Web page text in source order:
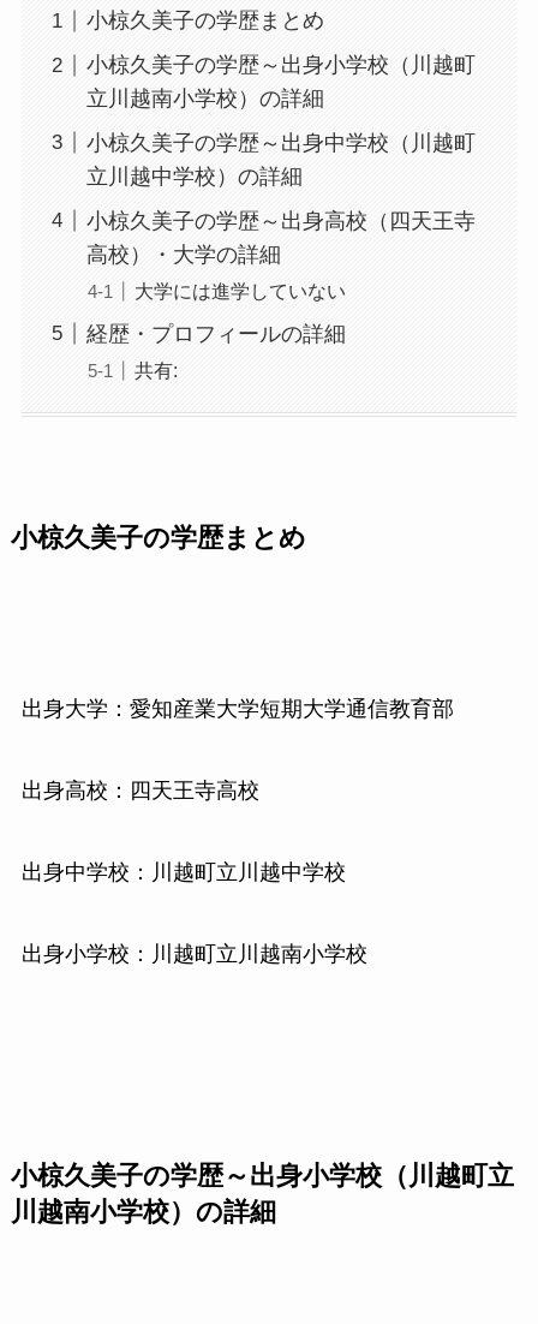
小椋久美子の学歴まとめ
小椋久美子の学歴～出身小学校（川越町
立川越南小学校）の詳細
小椋久美子の学歴～出身中学校（川越町
立川越中学校）の詳細
小椋久美子の学歴～出身高校（四天王寺
高校）・大学の詳細
大学には進学していない
経歴・プロフィールの詳細
共有:
小椋久美子の学歴まとめ
出身大学：愛知産業大学短期大学通信教育部
出身高校：四天王寺高校
出身中学校：川越町立川越中学校
出身小学校：川越町立川越南小学校
小椋久美子の学歴～出身小学校（川越町立
川越南小学校）の詳細